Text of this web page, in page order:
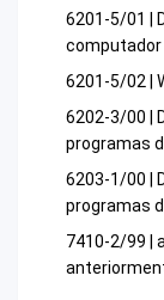
6201-5/01 |
computador
6201-5/02 |
6202-3/00 |
programas
6203-1/00 |
programas
7410-2/99 |